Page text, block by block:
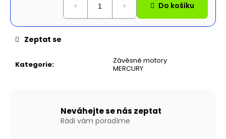
Do košíku
Kategorie:
Závěsné motory
MERCURY
Zeptat se
Neváhejte se nás zeptat
Rádi vám poradíme
m
e
NAFUKOVACÍ
ČLUN